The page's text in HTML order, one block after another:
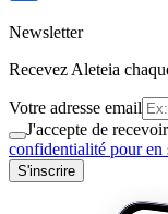
Newsletter
Recevez Aleteia
Votre adresse email
J'accepte de
confidentialité pour en
S'inscrire